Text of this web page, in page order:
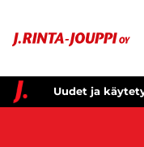
Uudet ja